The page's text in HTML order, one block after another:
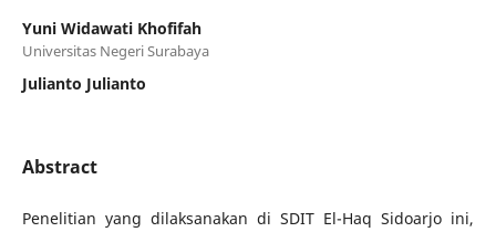
Yuni Widawati Khofifah
Universitas Negeri Surabaya
Julianto Julianto
Abstract
Penelitian yang dilaksanakan di SDIT El-Haq Sidoarjo ini,